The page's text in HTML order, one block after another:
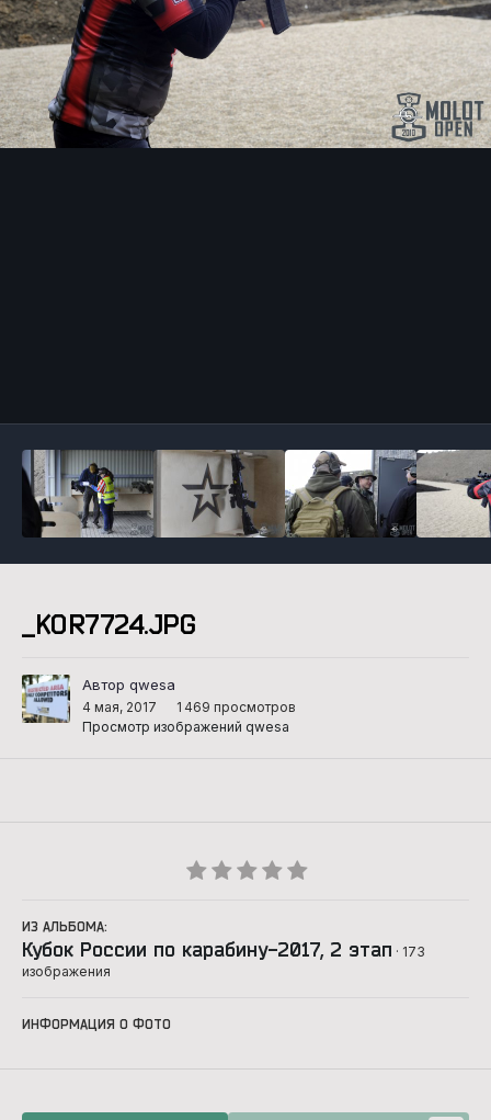
_KOR7724.JPG
Автор qwesa
4 мая, 2017
1 469 просмотров
Просмотр изображений qwesa
ИЗ АЛЬБОМА:
Кубок России по карабину-2017, 2 этап · 173
изображения
ИНФОРМАЦИЯ О ФОТО